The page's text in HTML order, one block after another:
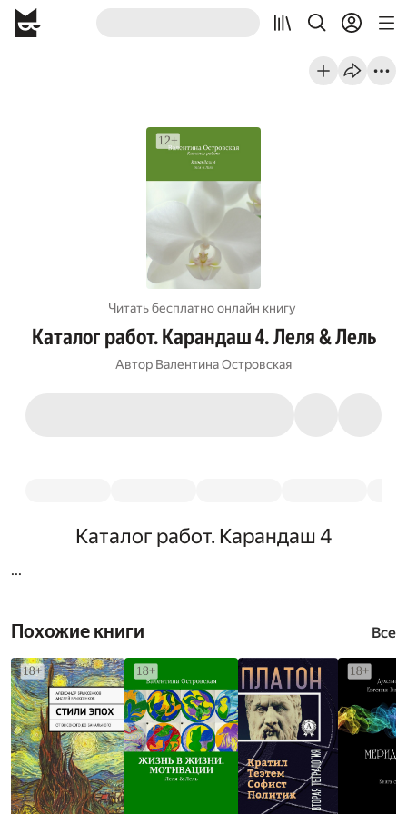
Читать бесплатно онлайн книгу
Каталог работ. Карандаш 4. Леля & Лель
Автор Валентина Островская
Каталог работ. Карандаш 4
...
Похожие книги Все